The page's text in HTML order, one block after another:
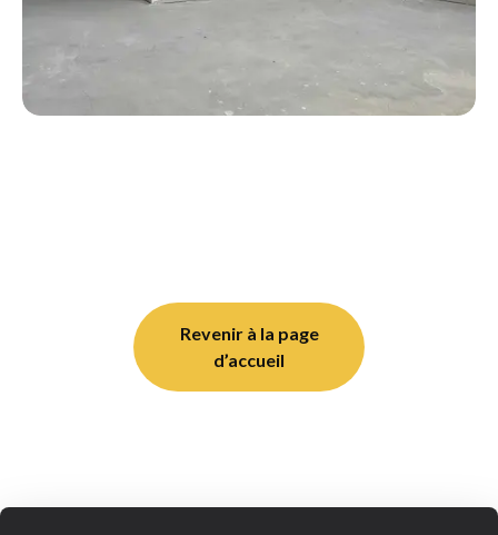
Revenir à la page
d’accueil